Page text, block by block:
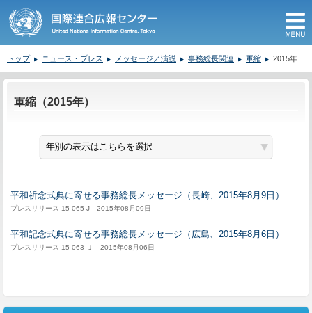
トップ ニュース・プレス メッセージ／演説 事務総長関連 軍縮 2015年
軍縮（2015年）
平和祈念式典に寄せる事務総長メッセージ（長崎、2015年8月9日）
プレスリリース 15-065-J 2015年08月09日
平和記念式典に寄せる事務総長メッセージ（広島、2015年8月6日）
プレスリリース 15-063-Ｊ 2015年08月06日